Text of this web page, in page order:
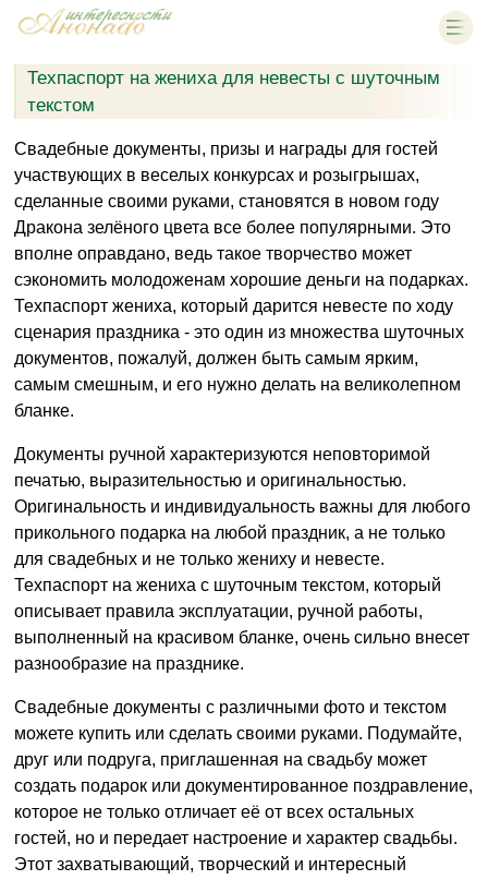
Техпаспорт на жениха для невесты с шуточным
текстом
Свадебные документы, призы и награды для гостей
участвующих в веселых конкурсах и розыгрышах,
сделанные своими руками, становятся в новом году
Дракона зелёного цвета все более популярными. Это
вполне оправдано, ведь такое творчество может
сэкономить молодоженам хорошие деньги на подарках.
Техпаспорт жениха, который дарится невесте по ходу
сценария праздника - это один из множества шуточных
документов, пожалуй, должен быть самым ярким,
самым смешным, и его нужно делать на великолепном
бланке.
Документы ручной характеризуются неповторимой
печатью, выразительностью и оригинальностью.
Оригинальность и индивидуальность важны для любого
прикольного подарка на любой праздник, а не только
для свадебных и не только жениху и невесте.
Техпаспорт на жениха с шуточным текстом, который
описывает правила эксплуатации, ручной работы,
выполненный на красивом бланке, очень сильно внесет
разнообразие на празднике.
Свадебные документы с различными фото и текстом
можете купить или сделать своими руками. Подумайте,
друг или подруга, приглашенная на свадьбу может
создать подарок или документированное поздравление,
которое не только отличает её от всех остальных
гостей, но и передает настроение и характер свадьбы.
Этот захватывающий, творческий и интересный